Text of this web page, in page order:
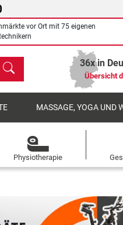
vor Ort mit 75 eigenen
36x in
Übersicht
MASSAGE, YOGA UND
Physiotherapie